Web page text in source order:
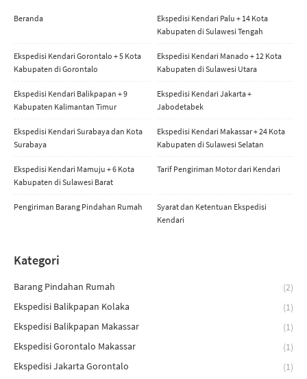
Beranda
Ekspedisi Kendari Palu + 14 Kota
Kabupaten di Sulawesi Tengah
Ekspedisi Kendari Gorontalo + 5 Kota
Kabupaten di Gorontalo
Ekspedisi Kendari Manado + 12 Kota
Kabupaten di Sulawesi Utara
Ekspedisi Kendari Balikpapan + 9
Kabupaten Kalimantan Timur
Ekspedisi Kendari Jakarta +
Jabodetabek
Ekspedisi Kendari Surabaya dan Kota
Surabaya
Ekspedisi Kendari Makassar + 24 Kota
Kabupaten di Sulawesi Selatan
Ekspedisi Kendari Mamuju + 6 Kota
Kabupaten di Sulawesi Barat
Tarif Pengiriman Motor dari Kendari
Pengiriman Barang Pindahan Rumah
Syarat dan Ketentuan Ekspedisi
Kendari
Kategori
Barang Pindahan Rumah
(2)
Ekspedisi Balikpapan Kolaka
(1)
Ekspedisi Balikpapan Makassar
(1)
Ekspedisi Gorontalo Makassar
(1)
Ekspedisi Jakarta Gorontalo
(1)